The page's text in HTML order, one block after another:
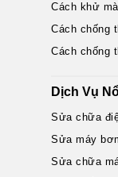
Cách khử
Cách chống
Cách chống
Dịch Vụ
Sửa chữa
Sửa máy
Sửa chữa